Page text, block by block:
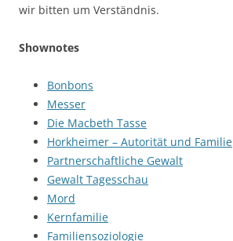
wir bitten um Verständnis.
Shownotes
Bonbons
Messer
Die Macbeth Tasse
Horkheimer – Autorität und Familie
Partnerschaftliche Gewalt
Gewalt Tagesschau
Mord
Kernfamilie
Familiensoziologie